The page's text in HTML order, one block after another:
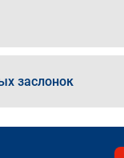
заслонок